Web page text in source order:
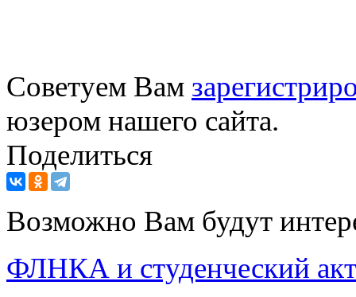
Советуем Вам
юзером нашего сайта.
Поделиться
Возможно Вам будут
ФЛНКА и студенческий